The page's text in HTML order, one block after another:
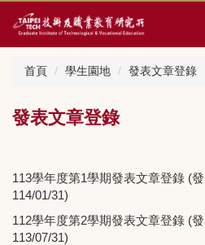
到
主
區
首頁 學生園地 發表文章登錄
發表文章登錄
113學年度第1學期發表文章登錄 (
114/01/31)
112學年度第2學期發表文章登錄 (
113/07/31)